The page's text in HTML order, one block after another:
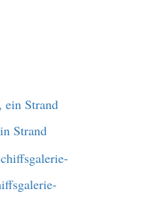
Strand